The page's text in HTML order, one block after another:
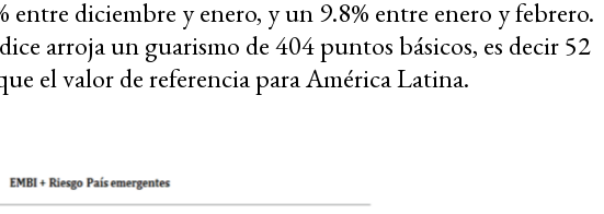
entre diciembre y enero, y un 9.8% entre enero y febrero.
arroja un guarismo de 404 puntos básicos, es decir 52
el valor de referencia para América Latina.